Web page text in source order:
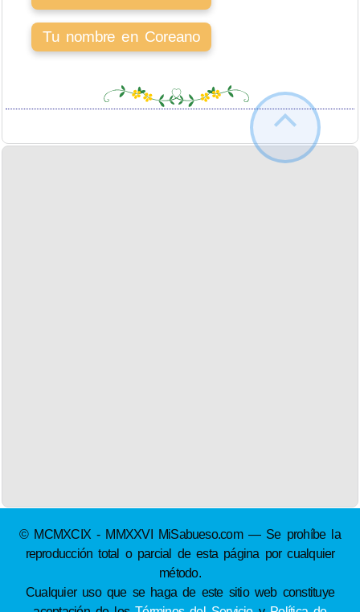
Tu nombre en Coreano
© MCMXCIX - MMXXVI MiSabueso.com — Se prohíbe la
reproducción total o parcial de esta página por cualquier
método.
Cualquier uso que se haga de este sitio web constituye